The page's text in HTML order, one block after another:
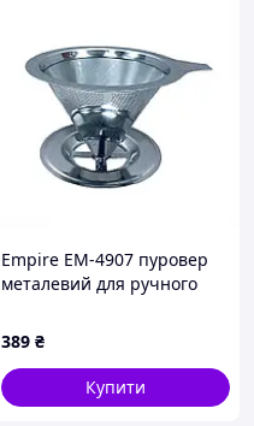
Empire EM-4907 пуровер
металевий для ручного
389 ₴
Купити